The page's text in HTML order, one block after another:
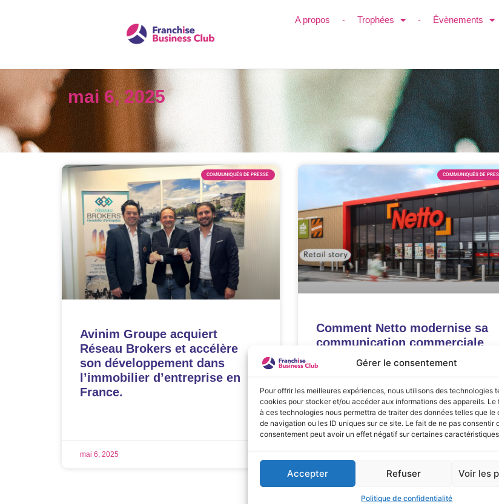
Gérer le consentement
Pour offrir les meilleures expériences, nous utilisons des technologies
cookies pour stocker et/ou accéder aux informations des appareils. Le
à ces technologies nous permettra de traiter des données telles que le
de navigation ou les ID uniques sur ce site. Le fait de ne pas consentir
consentement peut avoir un effet négatif sur certaines
Accepter Refuser Voir les
Politique de confidentialité
A propos Trophées Évènements
mai 6, 2025
COMMUNIQUÉS DE PRESSE
Avinim Groupe acquiert
Réseau Brokers et accélère
son développement dans
l’immobilier d’entreprise en
France.
mai 6, 2025
COMMUNIQUÉS DE
Comment Netto modernise sa
communication commerciale
pour mieux toucher ses clients
LIRE LA SUITE »
mai 6, 2025